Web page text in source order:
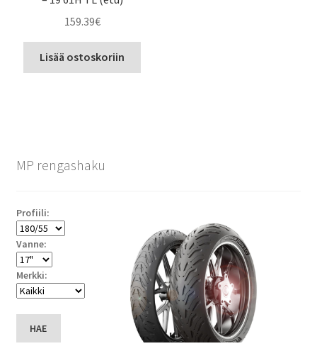
159.39€
Lisää ostoskoriin
MP rengashaku
Profiili:
Vanne:
Merkki:
HAE